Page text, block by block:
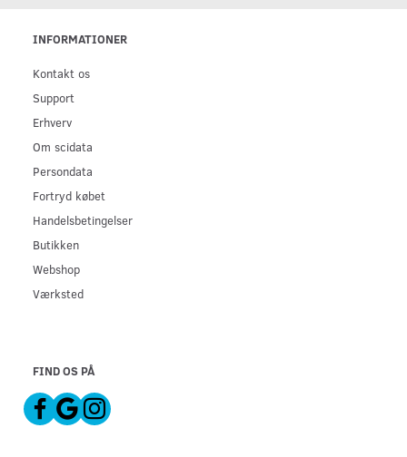
INFORMATIONER
Kontakt os
Support
Erhverv
Om scidata
Persondata
Fortryd købet
Handelsbetingelser
Butikken
Webshop
Værksted
FIND OS PÅ